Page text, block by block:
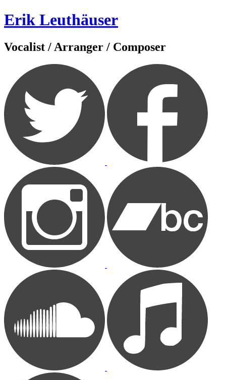
Zum
Inhalt
Erik Leuthäuser
Vocalist / Arranger / Composer